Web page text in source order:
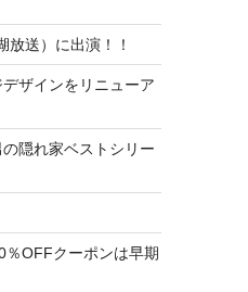
放送）に出演！！
ザインをリニューア
隠れ家ベストシリー
％OFFクーポンは早期